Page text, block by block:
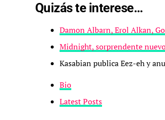
Quizás te interese…
Damon Albarn, Erol Alkan,
Midnight, sorprendente
Kasabian publica Eez-eh y
Bio
Latest Posts